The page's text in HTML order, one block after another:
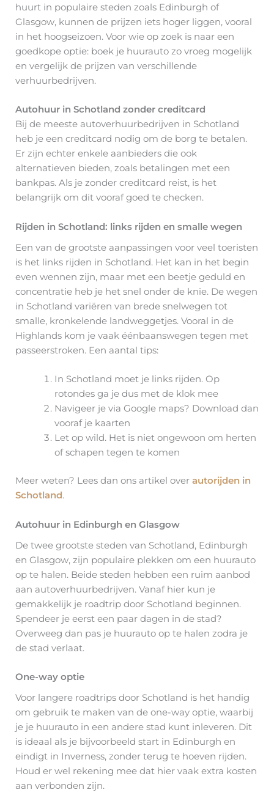
huurt in populaire steden zoals Edinburgh of
Glasgow, kunnen de prijzen iets hoger liggen, vooral
in het hoogseizoen. Voor wie op zoek is naar een
goedkope optie: boek je huurauto zo vroeg mogelijk
en vergelijk de prijzen van verschillende
verhuurbedrijven.
Autohuur in Schotland zonder creditcard
Bij de meeste autoverhuurbedrijven in Schotland
heb je een creditcard nodig om de borg te betalen.
Er zijn echter enkele aanbieders die ook
alternatieven bieden, zoals betalingen met een
bankpas. Als je zonder creditcard reist, is het
belangrijk om dit vooraf goed te checken.
Rijden in Schotland: links rijden en smalle wegen
Een van de grootste aanpassingen voor veel toeristen
is het links rijden in Schotland. Het kan in het begin
even wennen zijn, maar met een beetje geduld en
concentratie heb je het snel onder de knie. De wegen
in Schotland variëren van brede snelwegen tot
smalle, kronkelende landweggetjes. Vooral in de
Highlands kom je vaak éénbaanswegen tegen met
passeerstroken. Een aantal tips:
In Schotland moet je links rijden. Op
rotondes ga je dus met de klok mee
Navigeer je via Google maps? Download dan
vooraf je kaarten
Let op wild. Het is niet ongewoon om herten
of schapen tegen te komen
Meer weten? Lees dan ons artikel over autorijden in
Schotland.
Autohuur in Edinburgh en Glasgow
De twee grootste steden van Schotland, Edinburgh
en Glasgow, zijn populaire plekken om een huurauto
op te halen. Beide steden hebben een ruim aanbod
aan autoverhuurbedrijven. Vanaf hier kun je
gemakkelijk je roadtrip door Schotland beginnen.
Spendeer je eerst een paar dagen in de stad?
Overweeg dan pas je huurauto op te halen zodra je
de stad verlaat.
One-way optie
Voor langere roadtrips door Schotland is het handig
om gebruik te maken van de one-way optie, waarbij
je je huurauto in een andere stad kunt inleveren. Dit
is ideaal als je bijvoorbeeld start in Edinburgh en
eindigt in Inverness, zonder terug te hoeven rijden.
Houd er wel rekening mee dat hier vaak extra kosten
aan verbonden zijn.